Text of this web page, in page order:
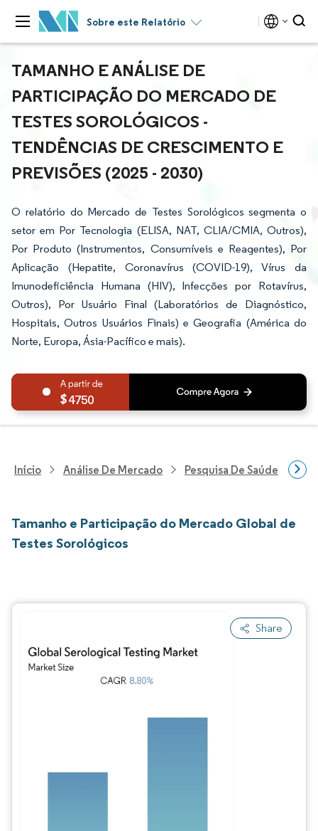
Sobre este Relatório
TAMANHO E ANÁLISE DE
PARTICIPAÇÃO DO MERCADO DE
TESTES SOROLÓGICOS -
TENDÊNCIAS DE CRESCIMENTO E
PREVISÕES (2025 - 2030)
O relatório do Mercado de Testes Sorológicos segmenta o
setor em Por Tecnologia (ELISA, NAT, CLIA/CMIA, Outros),
Por Produto (Instrumentos, Consumíveis e Reagentes), Por
Aplicação (Hepatite, Coronavírus (COVID-19), Vírus da
Imunodeficiência Humana (HIV), Infecções por Rotavírus,
Outros), Por Usuário Final (Laboratórios de Diagnóstico,
Hospitais, Outros Usuários Finais) e Geografia (América do
Norte, Europa, Ásia-Pacífico e mais).
4750
Início Análise De Mercado Pesquisa De Saúde
Tamanho e Participação do Mercado Global de
Testes Sorológicos
Share